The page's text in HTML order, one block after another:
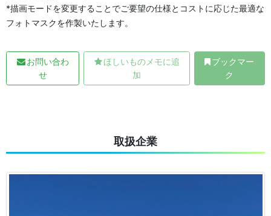
*描画モードを変更することでご要望の仕様とコストに応じた最適な
フォトマスクを作製いたします。
お問い合わ
せ
ほしいものメモに追
加
ブックマー
ク
取扱企業